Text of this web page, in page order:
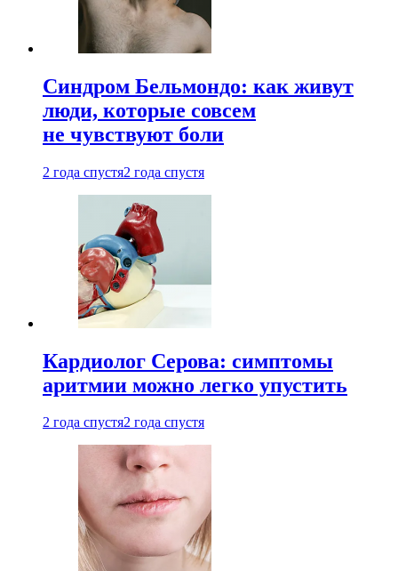
Синдром Бельмондо: как живут
люди, которые совсем
не чувствуют боли
2 года спустя2 года спустя
Кардиолог Серова: симптомы
аритмии можно легко упустить
2 года спустя2 года спустя